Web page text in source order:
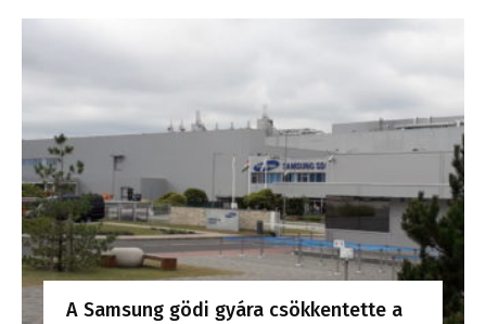
A Samsung gödi gyára csökkentette a